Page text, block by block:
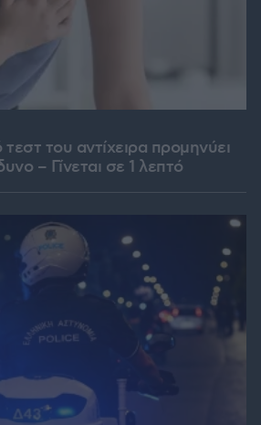
του αντίχειρα προμηνύει
– Γίνεται σε 1 λεπτό